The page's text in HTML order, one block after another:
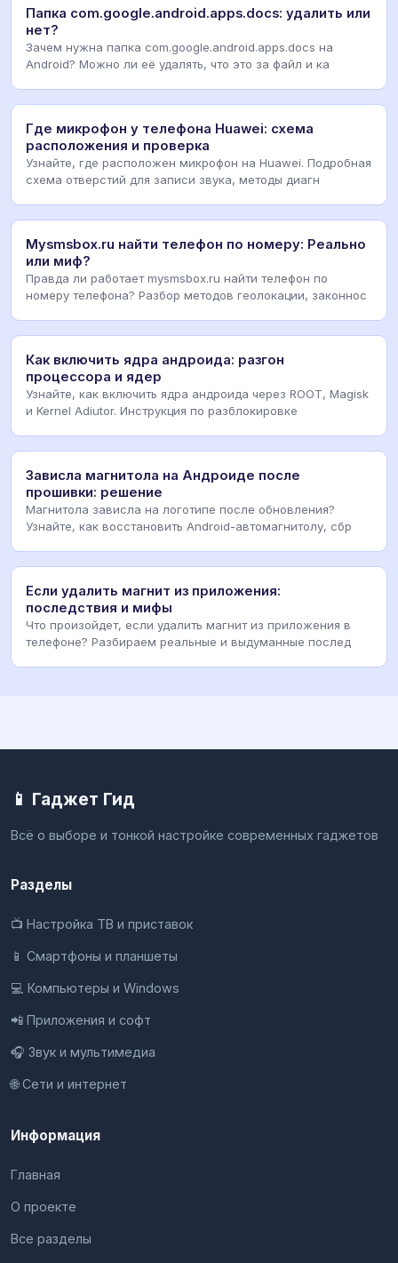
Папка com.google.android.apps.docs: удалить или
нет?
Зачем нужна папка com.google.android.apps.docs на
Android? Можно ли её удалять, что это за файл и ка
Где микрофон у телефона Huawei: схема
расположения и проверка
Узнайте, где расположен микрофон на Huawei. Подробная
схема отверстий для записи звука, методы диагн
Mysmsbox.ru найти телефон по номеру: Реально
или миф?
Правда ли работает mysmsbox.ru найти телефон по
номеру телефона? Разбор методов геолокации, законнос
Как включить ядра андроида: разгон
процессора и ядер
Узнайте, как включить ядра андроида через ROOT, Magisk
и Kernel Adiutor. Инструкция по разблокировке
Зависла магнитола на Андроиде после
прошивки: решение
Магнитола зависла на логотипе после обновления?
Узнайте, как восстановить Android-автомагнитолу, сбр
Если удалить магнит из приложения:
последствия и мифы
Что произойдет, если удалить магнит из приложения в
телефоне? Разбираем реальные и выдуманные послед
📱 Гаджет Гид
Всё о выборе и тонкой настройке современных гаджетов
Разделы
📺 Настройка ТВ и приставок
📱 Смартфоны и планшеты
💻 Компьютеры и Windows
📲 Приложения и софт
🎧 Звук и мультимедиа
🌐 Сети и интернет
Информация
Главная
О проекте
Все разделы